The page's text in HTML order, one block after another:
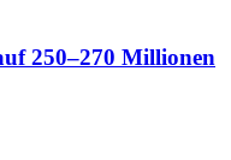
250–270 Millionen